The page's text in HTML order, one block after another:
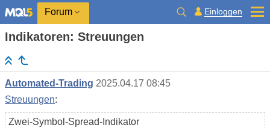
Forum Einloggen
Indikatoren: Streuungen
Automated-Trading 2025.04.17 08:45
Streuungen:
Zwei-Symbol-Spread-Indikator